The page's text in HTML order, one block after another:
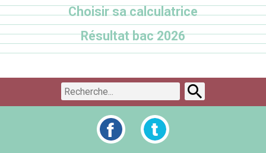
Choisir sa calculatrice
Résultat bac 2026